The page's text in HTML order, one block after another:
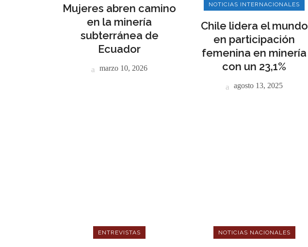
Mujeres abren camino
en la minería
subterránea de
Ecuador
marzo 10, 2026
NOTICIAS INTERNACIONALES
Chile lidera el mundo
en participación
femenina en minería
con un 23,1%
agosto 13, 2025
ENTREVISTAS NOTICIAS NACIONALES